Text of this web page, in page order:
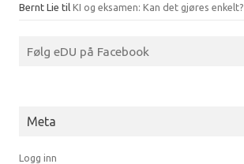
Bernt Lie til KI og eksamen: Kan det gjøres enkelt?
Følg eDU på Facebook
Meta
Logg inn